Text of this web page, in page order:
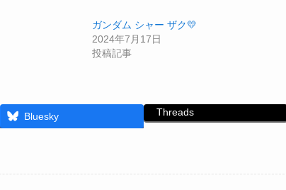
ガンダム シャー ザク💛
2024年7月17日
投稿記事
Bluesky Threads